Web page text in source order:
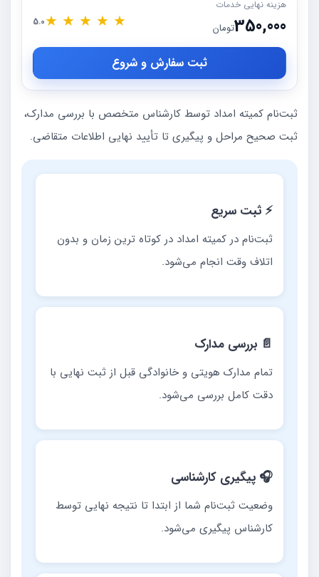
هزینه نهایی خدمات
350,000تومان ★
★
★
★
★
5.0
ثبت سفارش و شروع
ثبت‌نام کمیته امداد توسط کارشناس متخصص با بررسی مدارک،
ثبت صحیح مراحل و پیگیری تا تأیید نهایی اطلاعات متقاضی.
⚡ ثبت سریع
ثبت‌نام در کمیته امداد در کوتاه ترین زمان و بدون
اتلاف وقت انجام می‌شود.
📄 بررسی مدارک
تمام مدارک هویتی و خانوادگی قبل از ثبت نهایی با
دقت کامل بررسی می‌شود.
🎧 پیگیری کارشناسی
وضعیت ثبت‌نام شما از ابتدا تا نتیجه نهایی توسط
کارشناس پیگیری می‌شود.